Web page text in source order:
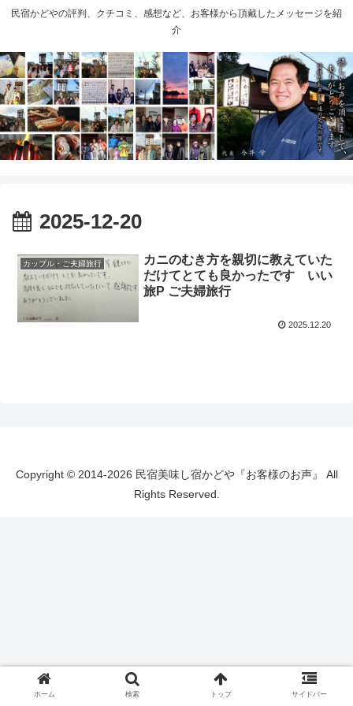
民宿かどやの評判、クチコミ、感想など、お客様から頂戴したメッセージを紹
介
2025-12-20
カップル・ご夫婦旅行
カニのむき方を親切に教えていた
だけてとても良かったです いい
旅P ご夫婦旅行
2025.12.20
Copyright © 2014-2026 民宿美味し宿かどや『お客様のお声』 All
Rights Reserved.
ホーム 検索 トップ サイドバー